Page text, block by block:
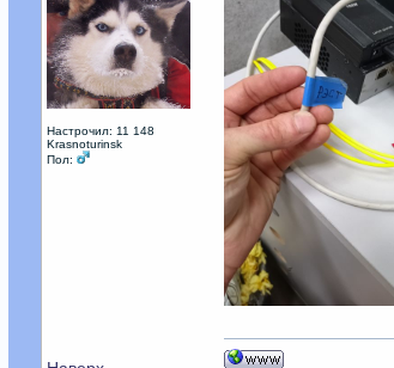
Настрочил: 11 148
Krasnoturinsk
Пол: